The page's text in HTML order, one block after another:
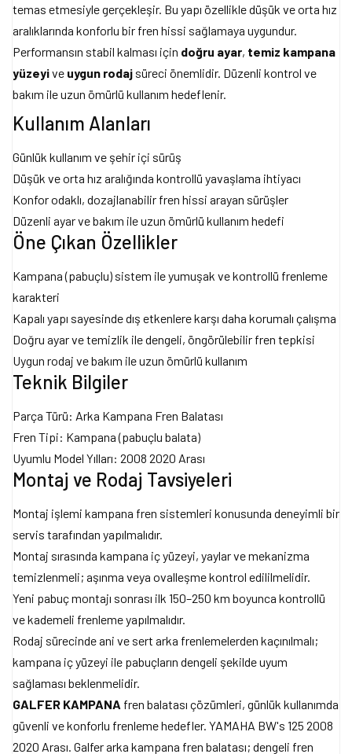
temas etmesiyle gerçekleşir. Bu yapı özellikle düşük ve orta hız
aralıklarında konforlu bir fren hissi sağlamaya uygundur.
Performansın stabil kalması için doğru ayar, temiz kampana
yüzeyive uygun rodaj süreci önemlidir. Düzenli kontrol ve
bakım ile uzun ömürlü kullanım hedeflenir.
Kullanım Alanları
Günlük kullanım ve şehir içi sürüş
Düşük ve orta hız aralığında kontrollü yavaşlama ihtiyacı
Konfor odaklı, dozajlanabilir fren hissi arayan sürüşler
Düzenli ayar ve bakım ile uzun ömürlü kullanım hedefi
Öne Çıkan Özellikler
Kampana (pabuçlu) sistem ile yumuşak ve kontrollü frenleme
karakteri
Kapalı yapı sayesinde dış etkenlere karşı daha korumalı çalışma
Doğru ayar ve temizlik ile dengeli, öngörülebilir fren tepkisi
Uygun rodaj ve bakım ile uzun ömürlü kullanım
Teknik Bilgiler
Parça Türü: Arka Kampana Fren Balatası
Fren Tipi: Kampana (pabuçlu balata)
Uyumlu Model Yılları: 2008 2020 Arası
Montaj ve Rodaj Tavsiyeleri
Montaj işlemi kampana fren sistemleri konusunda deneyimli bir
servis tarafından yapılmalıdır.
Montaj sırasında kampana iç yüzeyi, yaylar ve mekanizma
temizlenmeli; aşınma veya ovalleşme kontrol edililmelidir.
Yeni pabuç montajı sonrası ilk 150–250 km boyunca kontrollü
ve kademeli frenleme yapılmalıdır.
Rodaj sürecinde ani ve sert arka frenlemelerden kaçınılmalı;
kampana iç yüzeyi ile pabuçların dengeli şekilde uyum
sağlaması beklenmelidir.
GALFER KAMPANA fren balatası çözümleri, günlük kullanımda
güvenli ve konforlu frenleme hedefler. YAMAHA BW's 125 2008
2020 Arası. Galfer arka kampana fren balatası; dengeli fren